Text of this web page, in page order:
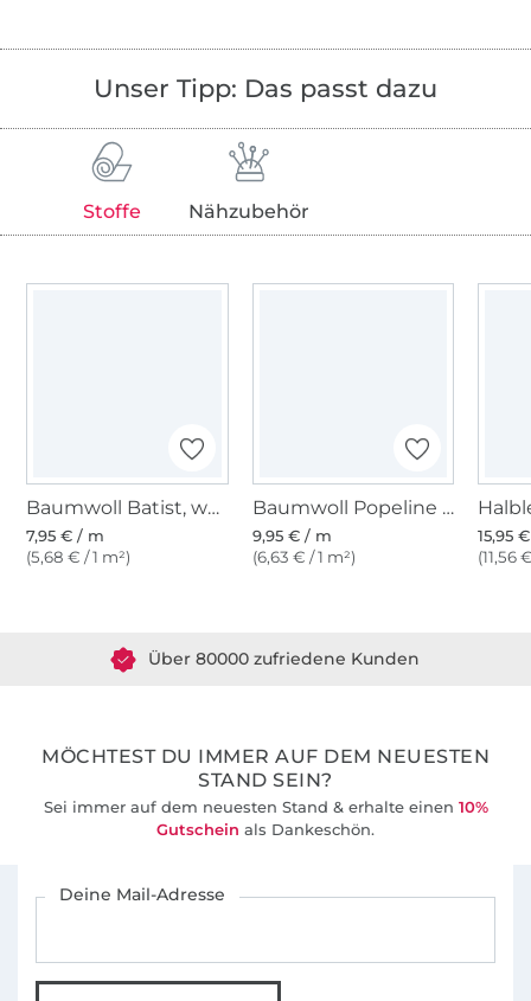
Unser Tipp: Das passt dazu
Stoffe Nähzubehör
Baumwoll Batist, weiß
7,95 € / m
(5,68 € / 1 m²)
Baumwoll Popeline Mini Tupfen, taubenblau
9,95 € / m
(6,63 € / 1 m²)
15,95
(11,56
MÖCHTEST DU IMMER AUF DEM NEUESTEN
STAND SEIN?
Sei immer auf dem neuesten Stand & erhalte einen 10%
Gutschein als Dankeschön.
Deine Mail-Adresse